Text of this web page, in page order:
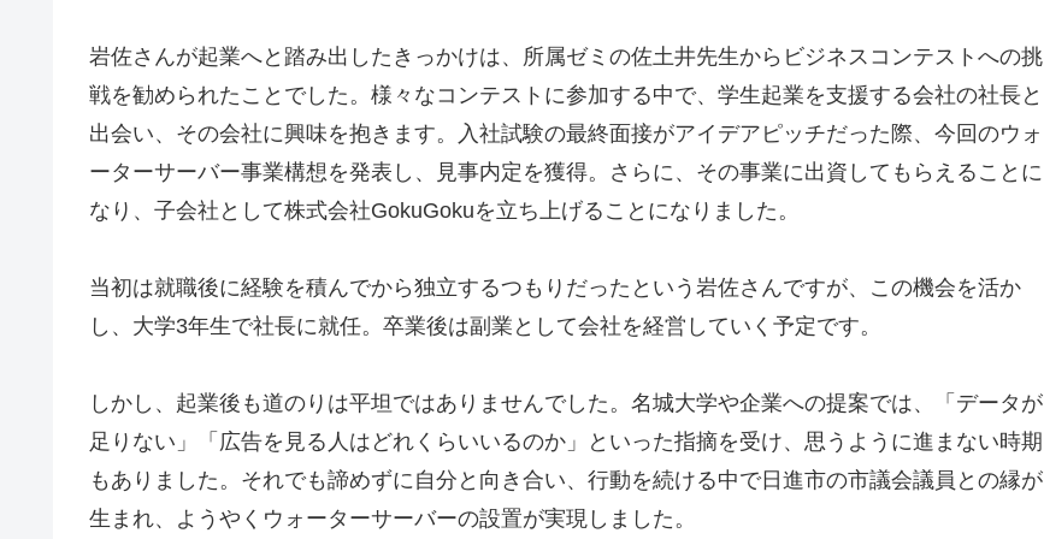
岩佐さんが起業へと踏み出したきっかけは、所属ゼミの佐土井先生からビジネスコンテストへの挑
戦を勧められたことでした。様々なコンテストに参加する中で、学生起業を支援する会社の社長と
出会い、その会社に興味を抱きます。入社試験の最終面接がアイデアピッチだった際、今回のウォ
ーターサーバー事業構想を発表し、見事内定を獲得。さらに、その事業に出資してもらえることに
なり、子会社として株式会社GokuGokuを立ち上げることになりました。
当初は就職後に経験を積んでから独立するつもりだったという岩佐さんですが、この機会を活か
し、大学3年生で社長に就任。卒業後は副業として会社を経営していく予定です。
しかし、起業後も道のりは平坦ではありませんでした。名城大学や企業への提案では、「データが
足りない」「広告を見る人はどれくらいいるのか」といった指摘を受け、思うように進まない時期
もありました。それでも諦めずに自分と向き合い、行動を続ける中で日進市の市議会議員との縁が
生まれ、ようやくウォーターサーバーの設置が実現しました。